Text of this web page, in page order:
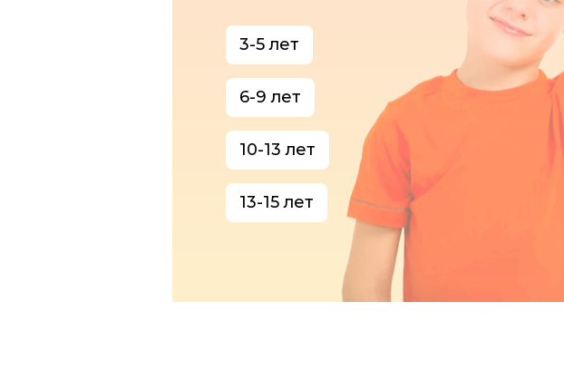
3-5 лет
6-9 лет
10-13 лет
13-15 лет